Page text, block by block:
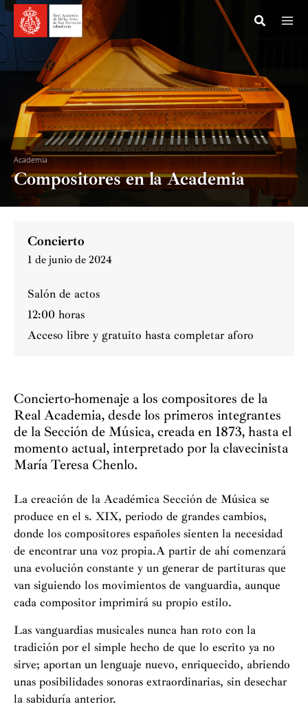
Ir
al
Academia
Compositores en la Academia
Concierto
1 de junio de 2024
Salón de actos
12:00 horas
Acceso libre y gratuito hasta completar aforo
Concierto-homenaje a los compositores de la
Real Academia, desde los primeros integrantes
de la Sección de Música, creada en 1873, hasta el
momento actual, interpretado por la clavecinista
María Teresa Chenlo.
La creación de la Académica Sección de Música se
produce en el s. XIX, periodo de grandes cambios,
donde los compositores españoles sienten la necesidad
de encontrar una voz propia.A partir de ahí comenzará
una evolución constante y un generar de partituras que
van siguiendo los movimientos de vanguardia, aunque
cada compositor imprimirá su propio estilo.
Las vanguardias musicales nunca han roto con la
tradición por el simple hecho de que lo escrito ya no
sirve; aportan un lenguaje nuevo, enriquecido, abriendo
unas posibilidades sonoras extraordinarias, sin desechar
la sabiduría anterior.